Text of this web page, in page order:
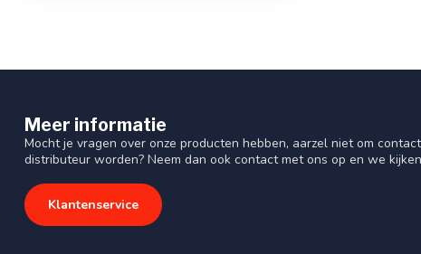
Meer informatie
Mocht je vragen over onze producten hebben, aarzel niet om
distributeur worden? Neem dan ook contact met ons op en we
Klantenservice